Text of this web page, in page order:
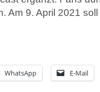
Am 9. April 2021
WhatsApp E-Mail